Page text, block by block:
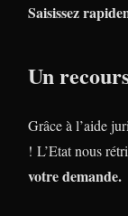
Saisissez
Un
Grâce à l’aide
! L’Etat nous
votre demande.